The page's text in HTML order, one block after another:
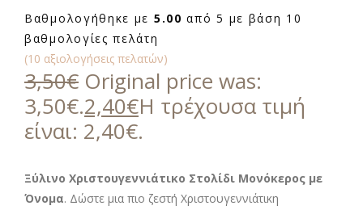
Βαθμολογήθηκε με 5.00 από 5 με βάση 10
βαθμολογίες πελάτη
(10 αξιολογήσεις πελατών)
3,50€ Original price was:
3,50€.2,40€Η τρέχουσα τιμή
είναι: 2,40€.
Ξύλινο Χριστουγεννιάτικο Στολίδι Μονόκερος με
Όνομα. Δώστε μια πιο ζεστή Χριστουγεννιάτικη